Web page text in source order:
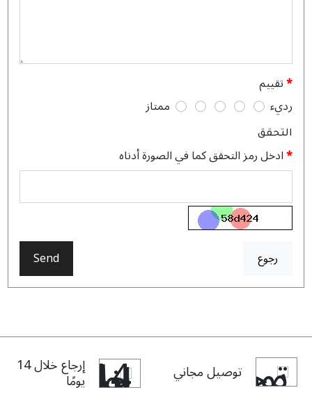
تقييم
رديء
ممتاز
التحقق
ادخل رمز التحقق كما في الصورة أدناه
رجوع Send
توصيل مجاني إرجاع خلال 14
يومًا